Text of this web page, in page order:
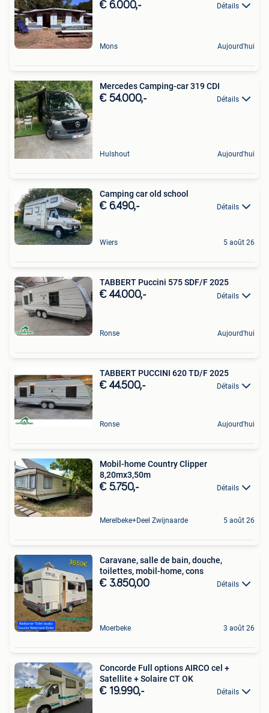
€ 6.000,- Détails
Mons Aujourd'hui
Mercedes Camping-car 319 CDI
€ 54.000,- Détails
Hulshout Aujourd'hui
Camping car old school
€ 6.490,- Détails
Wiers 5 août 26
TABBERT Puccini 575 SDF/F 2025
€ 44.000,- Détails
Ronse Aujourd'hui
TABBERT PUCCINI 620 TD/F 2025
€ 44.500,- Détails
Ronse Aujourd'hui
Mobil-home Country Clipper
8,20mx3,50m
€ 5.750,- Détails
Merelbeke+Deel Zwijnaarde 5 août 26
Caravane, salle de bain, douche,
toilettes, mobil-home, cons
€ 3.850,00 Détails
Moerbeke 3 août 26
Concorde Full options AIRCO cel +
Satellite + Solaire CT OK
€ 19.990,- Détails